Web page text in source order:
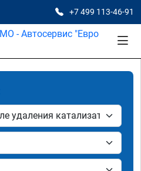
+7 499 113-46-91